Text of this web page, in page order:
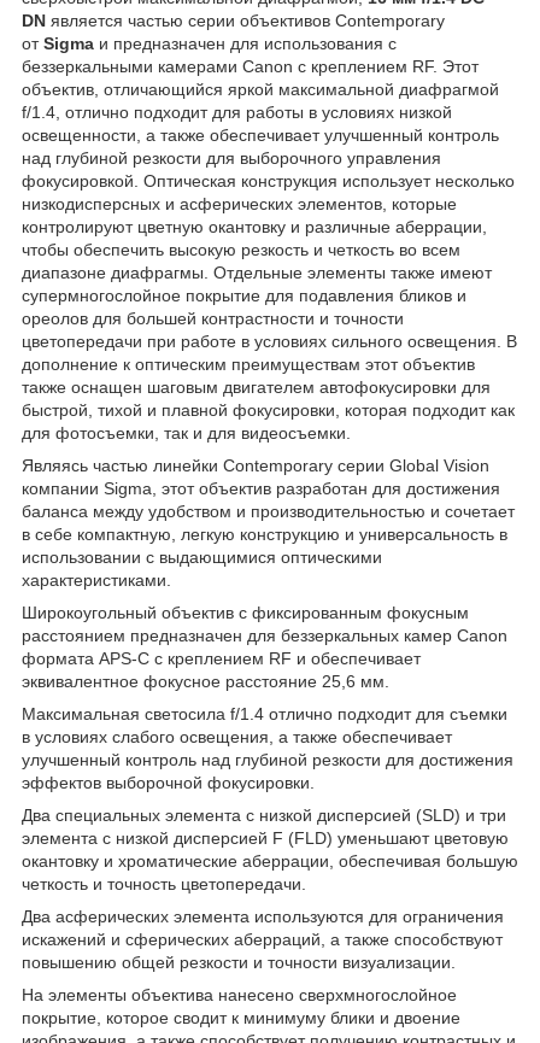
DN является частью серии объективов Contemporary
отSigma и предназначен для использования с
беззеркальными камерами Canon с креплением RF. Этот
объектив, отличающийся яркой максимальной диафрагмой
f/1.4, отлично подходит для работы в условиях низкой
освещенности, а также обеспечивает улучшенный контроль
над глубиной резкости для выборочного управления
фокусировкой. Оптическая конструкция использует несколько
низкодисперсных и асферических элементов, которые
контролируют цветную окантовку и различные аберрации,
чтобы обеспечить высокую резкость и четкость во всем
диапазоне диафрагмы. Отдельные элементы также имеют
супермногослойное покрытие для подавления бликов и
ореолов для большей контрастности и точности
цветопередачи при работе в условиях сильного освещения. В
дополнение к оптическим преимуществам этот объектив
также оснащен шаговым двигателем автофокусировки для
быстрой, тихой и плавной фокусировки, которая подходит как
для фотосъемки, так и для видеосъемки.
Являясь частью линейки Contemporary серии Global Vision
компании Sigma, этот объектив разработан для достижения
баланса между удобством и производительностью и сочетает
в себе компактную, легкую конструкцию и универсальность в
использовании с выдающимися оптическими
характеристиками.
Широкоугольный объектив с фиксированным фокусным
расстоянием предназначен для беззеркальных камер Canon
формата APS-C с креплением RF и обеспечивает
эквивалентное фокусное расстояние 25,6 мм.
Максимальная светосила f/1.4 отлично подходит для съемки
в условиях слабого освещения, а также обеспечивает
улучшенный контроль над глубиной резкости для достижения
эффектов выборочной фокусировки.
Два специальных элемента с низкой дисперсией (SLD) и три
элемента с низкой дисперсией F (FLD) уменьшают цветовую
окантовку и хроматические аберрации, обеспечивая большую
четкость и точность цветопередачи.
Два асферических элемента используются для ограничения
искажений и сферических аберраций, а также способствуют
повышению общей резкости и точности визуализации.
На элементы объектива нанесено сверхмногослойное
покрытие, которое сводит к минимуму блики и двоение